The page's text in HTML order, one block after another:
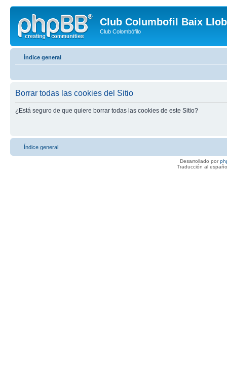
Club Columbofil Baix
Club Colombófilo
Índice general
Borrar todas las cookies del Sitio
¿Está seguro de que quiere borrar todas las cookies de este Sitio?
Índice general
Desarrollado por
Traducción al